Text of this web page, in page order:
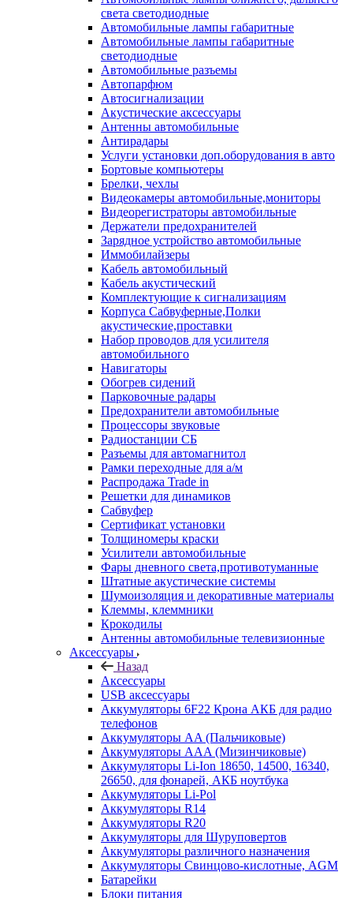
света светодиодные
Автомобильные лампы габаритные
Автомобильные лампы габаритные
светодиодные
Автомобильные разъемы
Автопарфюм
Автосигнализации
Акустические аксессуары
Антенны автомобильные
Антирадары
Услуги установки доп.оборудования в авто
Бортовые компьютеры
Брелки, чехлы
Видеокамеры автомобильные,мониторы
Видеорегистраторы автомобильные
Держатели предохранителей
Зарядное устройство автомобильные
Иммобилайзеры
Кабель автомобильный
Кабель акустический
Комплектующие к сигнализациям
Корпуса Сабвуферные,Полки
акустические,проставки
Набор проводов для усилителя
автомобильного
Навигаторы
Обогрев сидений
Парковочные радары
Предохранители автомобильные
Процессоры звуковые
Радиостанции СБ
Разъемы для автомагнитол
Рамки переходные для а/м
Распродажа Trade in
Решетки для динамиков
Сабвуфер
Сертификат установки
Толщиномеры краски
Усилители автомобильные
Фары дневного света,противотуманные
Штатные акустические системы
Шумоизоляция и декоративные материалы
Клеммы, клеммники
Крокодилы
Антенны автомобильные телевизионные
Аксессуары
Назад
Аксессуары
USB аксессуары
Аккумуляторы 6F22 Крона АКБ для радио
телефонов
Аккумуляторы AA (Пальчиковые)
Аккумуляторы AAA (Мизинчиковые)
Аккумуляторы Li-Ion 18650, 14500, 16340,
26650, для фонарей, АКБ ноутбука
Аккумуляторы Li-Pol
Аккумуляторы R14
Аккумуляторы R20
Аккумуляторы для Шуруповертов
Аккумуляторы различного назначения
Аккумуляторы Свинцово-кислотные, AGM
Батарейки
Блоки питания